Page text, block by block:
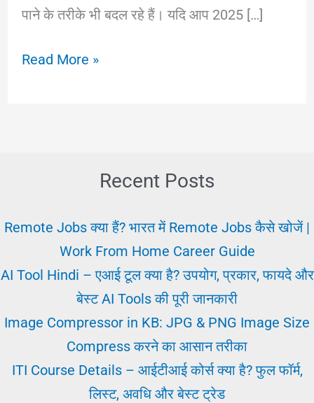
पाने के तरीके भी बदल रहे हैं। यदि आप 2025 […]
2025
को
|
मिलेगी
Read More »
Recent Posts
Remote Jobs क्या हैं? भारत में Remote Jobs कैसे खोजें |
Work From Home Career Guide
AI Tool Hindi – एआई टूल क्या है? उपयोग, प्रकार, फायदे और
बेस्ट AI Tools की पूरी जानकारी
Image Compressor in KB: JPG & PNG Image Size
Compress करने का आसान तरीका
ITI Course Details – आईटीआई कोर्स क्या है? फुल फॉर्म,
लिस्ट, अवधि और बेस्ट ट्रेड